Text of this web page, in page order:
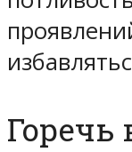
Горечь